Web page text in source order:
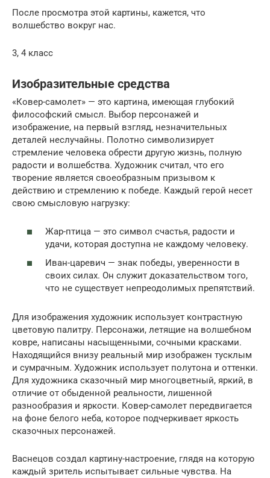
После просмотра этой картины, кажется, что
волшебство вокруг нас.
3, 4 класс
Изобразительные средства
«Ковер-самолет» — это картина, имеющая глубокий
философский смысл. Выбор персонажей и
изображение, на первый взгляд, незначительных
деталей неслучайны. Полотно символизирует
стремление человека обрести другую жизнь, полную
радости и волшебства. Художник считал, что его
творение является своеобразным призывом к
действию и стремлению к победе. Каждый герой несет
свою смысловую нагрузку:
Жар-птица — это символ счастья, радости и
удачи, которая доступна не каждому человеку.
Иван-царевич — знак победы, уверенности в
своих силах. Он служит доказательством того,
что не существует непреодолимых препятствий.
Для изображения художник использует контрастную
цветовую палитру. Персонажи, летящие на волшебном
ковре, написаны насыщенными, сочными красками.
Находящийся внизу реальный мир изображен тусклым
и сумрачным. Художник использует полутона и оттенки.
Для художника сказочный мир многоцветный, яркий, в
отличие от обыденной реальности, лишенной
разнообразия и яркости. Ковер-самолет передвигается
на фоне белого неба, которое подчеркивает яркость
сказочных персонажей.
Васнецов создал картину-настроение, глядя на которую
каждый зритель испытывает сильные чувства. На